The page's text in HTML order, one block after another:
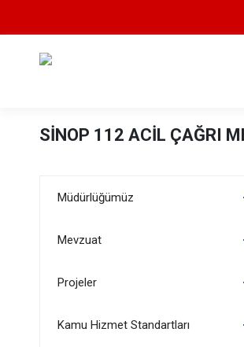
SİNOP 112 ACİL ÇAĞRI
Müdürlüğümüz
Mevzuat
Projeler
Kamu Hizmet Standartları